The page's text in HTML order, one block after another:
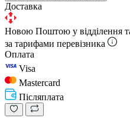
Доставка
Новою Поштою у відділення
за тарифами перевізника
Оплата
Visa
Mastercard
Післяплата